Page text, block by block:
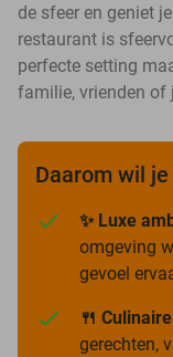
de sfeer en geniet
restaurant is
perfecte setting
familie, vrienden of
Daarom wil
✨ Luxe
omgeving
gevoel
🍴
gerechten,